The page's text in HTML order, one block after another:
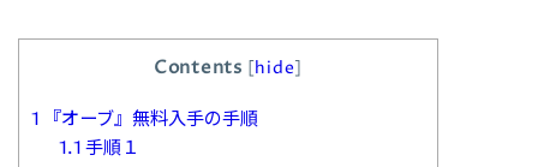
Contents [hide]
1 『オーブ』無料入手の手順
1.1手順１